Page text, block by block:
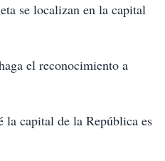
se localizan en la capital
el reconocimiento a
capital de la República es